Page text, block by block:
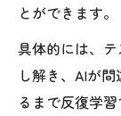
とができます。
具体的には、
し解き、AIが
るまで反復学